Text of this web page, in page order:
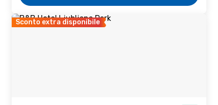
Sconto extra disponibile